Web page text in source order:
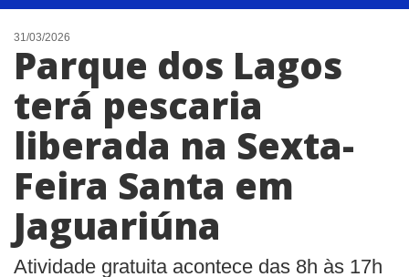
NOTÍCIAS
LISTA DIGITAL
CONTATO
ANUNCIE
31/03/2026
Parque dos Lagos
terá pescaria
liberada na Sexta-
Feira Santa em
Jaguariúna
Atividade gratuita acontece das 8h às 17h